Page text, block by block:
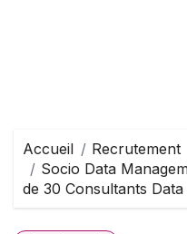
Accueil
Recrutement
Socio Data
de 30 Consultants Data